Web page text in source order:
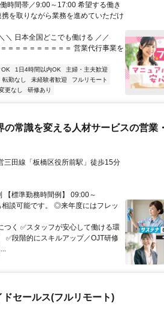
時間帯／9:00～17:00 希望する働き
を取りながら業務を進めていただけ
＼ 日本全国どこでも働ける ／／
＝＝＝＝＝＝＝＝ 営業代行事業を
OK 1日4時間以内OK
主婦・主夫歓迎
転勤なし 未経験者歓迎
フルリモート
更なし 研修あり
常識を変える人材サービスの営業
【標準勤務時間例】 09:00～
談可能です。 ◎来年度にはフレッ
つく ✅スタッフが安心して働ける環
✅段階的にスキルアップ／OJT研修
セールス(フルリモート)